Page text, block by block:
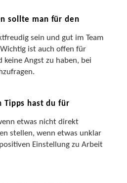
sollte man für den
sein und gut im Team
ist auch offen für
keine Angst zu haben, bei
Tipps hast du für
etwas nicht direkt
stellen, wenn etwas unklar
Einstellung zu Arbeit